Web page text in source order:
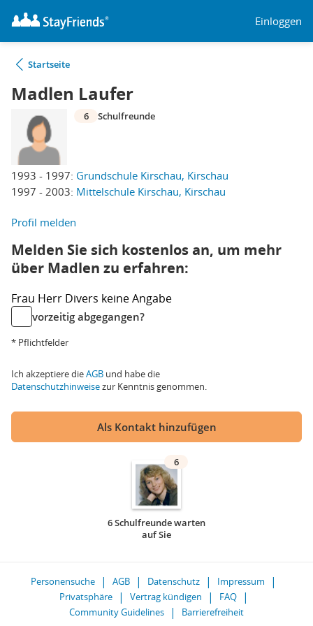
Einloggen
Startseite
Madlen Laufer
1993 - 1997: Grundschule Kirschau, Kirschau
1997 - 2003: Mittelschule Kirschau, Kirschau
6 Schulfreunde
Profil melden
Melden Sie sich kostenlos an, um mehr
über Madlen zu erfahren:
Frau Herr Divers keine Angabe
vorzeitig abgegangen?
* Pflichtfelder
Ich akzeptiere dieAGB und habe die
Datenschutzhinweisezur Kenntnis genommen.
Als Kontakt hinzufügen
6
6 Schulfreunde warten
auf Sie
Personensuche AGB Datenschutz
Impressum
Privatsphäre
Vertrag kündigen
FAQ
Community Guidelines
Barrierefreiheit